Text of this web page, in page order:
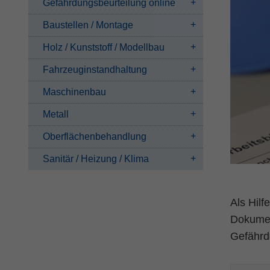
Gefährdungsbeurteilung online
Baustellen / Montage
Holz / Kunststoff / Modellbau
Fahrzeuginstandhaltung
Maschinenbau
Metall
Oberflächenbehandlung
Sanitär / Heizung / Klima
Als